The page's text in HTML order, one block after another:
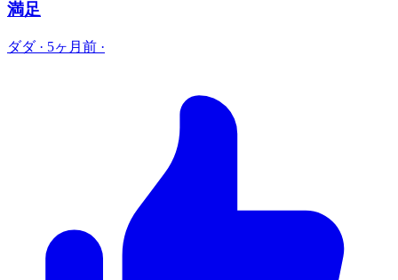
満足
ダダ · 5ヶ月前 ·